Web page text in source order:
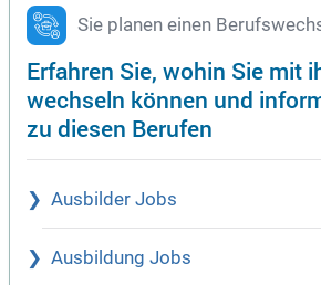
Sie planen einen
Erfahren Sie, wohin Sie mit
wechseln können und
zu diesen Berufen
Ausbilder Jobs
Ausbildung Jobs